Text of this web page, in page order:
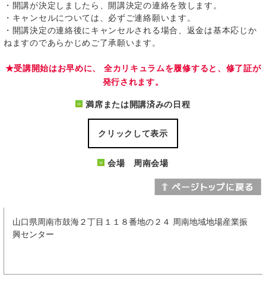
・開講が決定しましたら、開講決定の連絡を致します。
・キャンセルについては、必ずご連絡願います。
・開講決定の連絡後にキャンセルされる場合、返金は基本応じか
ねますのであらかじめご了承願います。
★受講開始はお早めに、 全カリキュラムを履修すると、修了証が
発行されます。
満席または開講済みの日程
クリックして表示
会場 周南会場
山口県周南市鼓海２丁目１１８番地の２４ 周南地域地場産業振
興センター